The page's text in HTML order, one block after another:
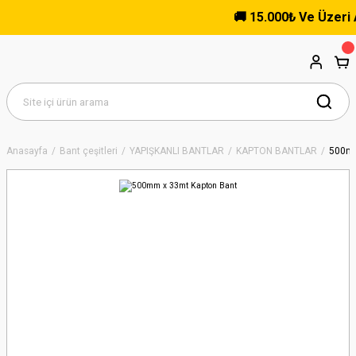
🚚 15.000₺ Ve Üzeri
Anasayfa Bant çeşitleri YAPIŞKANLI BANTLAR KAPTON BANTLAR